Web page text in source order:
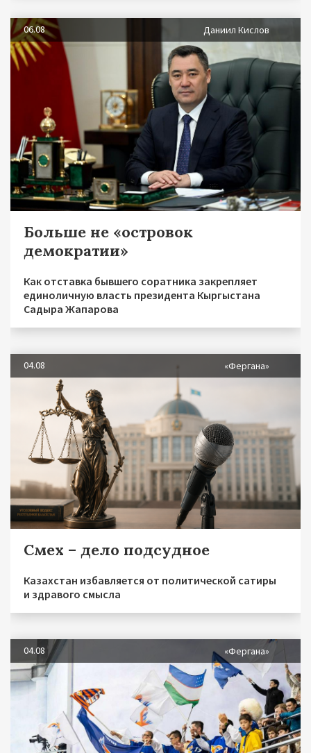
06.08 Даниил Кислов
Больше не «островок
демократии»
Как отставка бывшего соратника закрепляет
единоличную власть президента Кыргыстана
Садыра Жапарова
04.08 «Фергана»
Смех – дело подсудное
Казахстан избавляется от политической сатиры
и здравого смысла
04.08 «Фергана»